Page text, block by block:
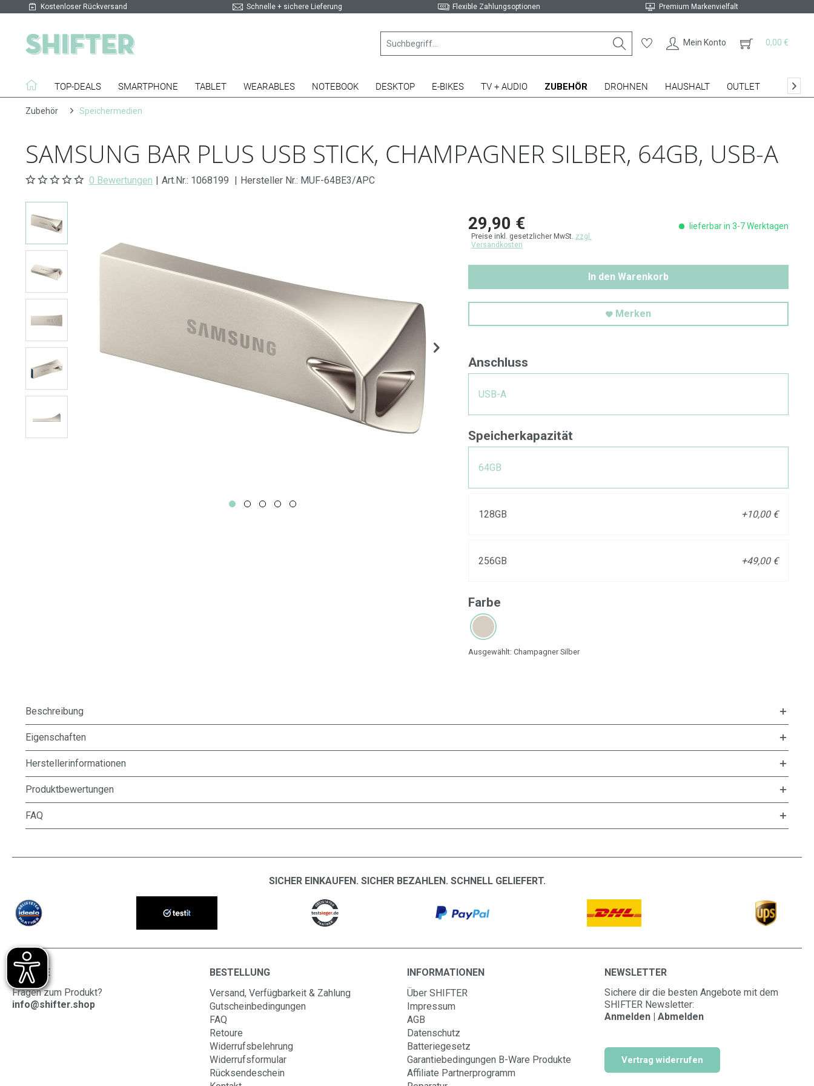
Kostenloser Rückversand Schnelle + sichere Lieferung Flexible Zahlungsoptionen Premium Markenvielfalt
Mein Konto 0,00 €
TOP-DEALS SMARTPHONE TABLET WEARABLES NOTEBOOK DESKTOP E-BIKES TV + AUDIO ZUBEHÖR DROHNEN HAUSHALT OUTLET 
Zubehör Speichermedien
SAMSUNG BAR PLUS USB STICK, CHAMPAGNER SILBER, 64GB, USB-A
0 Bewertungen | Art.Nr.: 1068199 | Hersteller Nr.: MUF-64BE3/APC
29,90 €
Preise inkl. gesetzlicher MwSt. zzgl.
Versandkosten
lieferbar in 3-7 Werktagen
In den Warenkorb
Merken
Anschluss
USB-A
Speicherkapazität
64GB
128GB +10,00 €
256GB +49,00 €
Farbe
Ausgewählt: Champagner Silber
Beschreibung
Eigenschaften
Herstellerinformationen
Produktbewertungen
FAQ
SICHER EINKAUFEN. SICHER BEZAHLEN. SCHNELL GELIEFERT.
SERVICE
Fragen zum Produkt?
info@shifter.shop
BESTELLUNG
Versand, Verfügbarkeit & Zahlung
Gutscheinbedingungen
FAQ
Retoure
Widerrufsbelehrung
Widerrufsformular
Rücksendeschein
INFORMATIONEN
Über SHIFTER
Impressum
AGB
Datenschutz
Batteriegesetz
Garantiebedingungen B-Ware Produkte
Affiliate Partnerprogramm
NEWSLETTER
Sichere dir die besten Angebote mit dem
SHIFTER Newsletter:
Anmelden | Abmelden
Vertrag widerrufen